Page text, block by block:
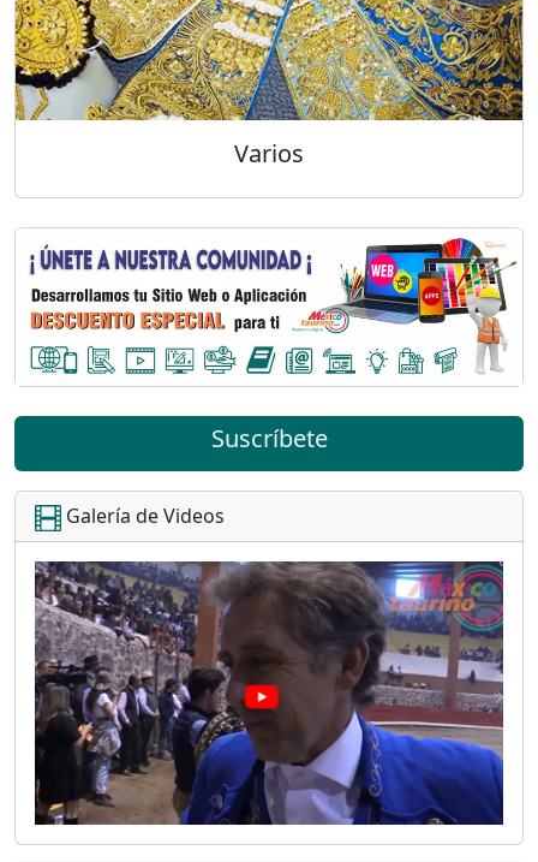
Varios
Suscríbete
Galería de Videos